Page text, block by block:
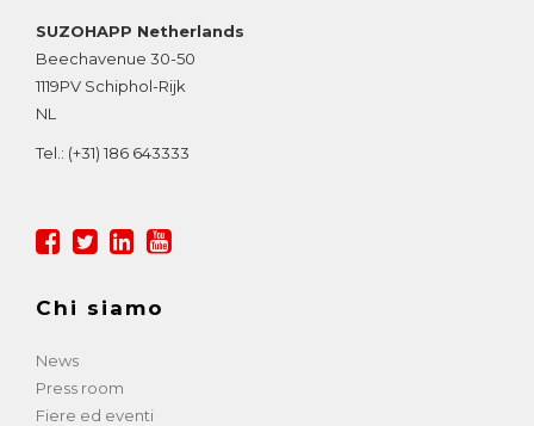
SUZOHAPP Netherlands
Beechavenue 30-50
1119PV Schiphol-Rijk
NL
Tel.: (+31) 186 643333
Chi siamo
News
Press room
Fiere ed eventi